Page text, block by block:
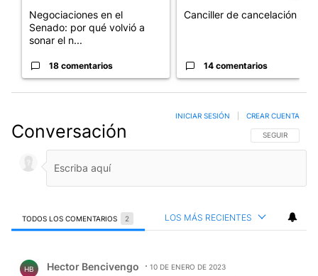
Negociaciones en el
Senado: por qué volvió a
sonar el n...
18 comentarios
Canciller de cancelación
14 comentarios
Conversación SIGA ESTA
SEGUIR
INICIAR SESIÓN CREAR CUENTA
TODOS LOS COMENTARIOS 2 LOS MÁS RECIENTES
HB Hector Bencivengo 10 DE ENERO DE 2023